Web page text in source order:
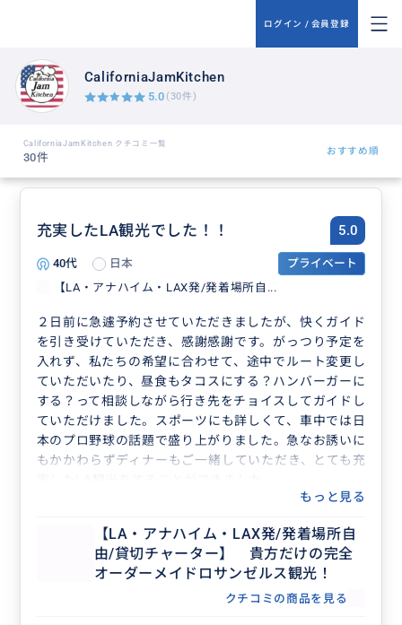
ログイン / 会員登録
CaliforniaJamKitchen
5.0 (30件)
CaliforniaJamKitchen クチコミ一覧
30件 おすすめ順
充実したLA観光でした！！ 5.0
40代 日本
プライベート
【LA・アナハイム・LAX発/発着場所自...
２日前に急遽予約させていただきましたが、快くガイド
を引き受けていただき、感謝感謝です。がっつり予定を
入れず、私たちの希望に合わせて、途中でルート変更し
ていただいたり、昼食もタコスにする？ハンバーガーに
する？って相談しながら行き先をチョイスしてガイドし
ていただけました。スポーツにも詳しくて、車中では日
本のプロ野球の話題で盛り上がりました。急なお誘いに
もかかわらずディナーもご一緒していただき、とても充
もっと見る
【LA・アナハイム・LAX発/発着場所自
由/貸切チャーター】 貴方だけの完全
オーダーメイドロサンゼルス観光！
クチコミの商品を見る